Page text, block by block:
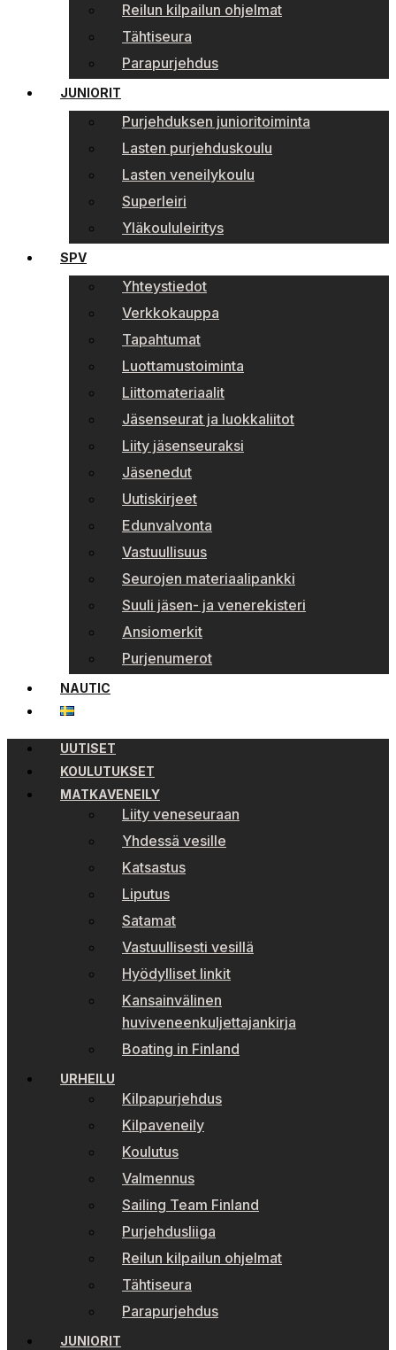
Reilun kilpailun ohjelmat
Tähtiseura
Parapurjehdus
JUNIORIT
Purjehduksen junioritoiminta
Lasten purjehduskoulu
Lasten veneilykoulu
Superleiri
Yläkoululeiritys
SPV
Yhteystiedot
Verkkokauppa
Tapahtumat
Luottamustoiminta
Liittomateriaalit
Jäsenseurat ja luokkaliitot
Liity jäsenseuraksi
Jäsenedut
Uutiskirjeet
Edunvalvonta
Vastuullisuus
Seurojen materiaalipankki
Suuli jäsen- ja venerekisteri
Ansiomerkit
Purjenumerot
NAUTIC
UUTISET
KOULUTUKSET
MATKAVENEILY
Liity veneseuraan
Yhdessä vesille
Katsastus
Liputus
Satamat
Vastuullisesti vesillä
Hyödylliset linkit
Kansainvälinen
huviveneenkuljettajankirja
Boating in Finland
URHEILU
Kilpapurjehdus
Kilpaveneily
Koulutus
Valmennus
Sailing Team Finland
Purjehdusliiga
Reilun kilpailun ohjelmat
Tähtiseura
Parapurjehdus
JUNIORIT